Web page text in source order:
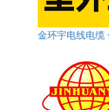
金环宇电线电缆